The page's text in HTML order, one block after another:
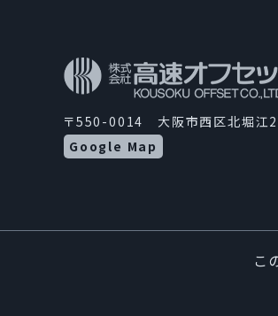
〒550-0014 大阪市西区北堀江2
Google Map
こ